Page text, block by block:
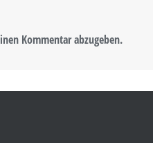
Kommentar abzugeben.